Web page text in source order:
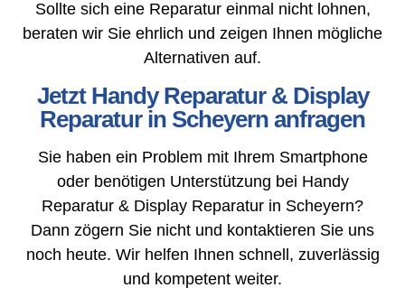
Sollte sich eine Reparatur einmal nicht lohnen,
beraten wir Sie ehrlich und zeigen Ihnen mögliche
Alternativen auf.
Jetzt Handy Reparatur & Display
Reparatur in Scheyern anfragen
Sie haben ein Problem mit Ihrem Smartphone
oder benötigen Unterstützung bei Handy
Reparatur & Display Reparatur in Scheyern?
Dann zögern Sie nicht und kontaktieren Sie uns
noch heute. Wir helfen Ihnen schnell, zuverlässig
und kompetent weiter.